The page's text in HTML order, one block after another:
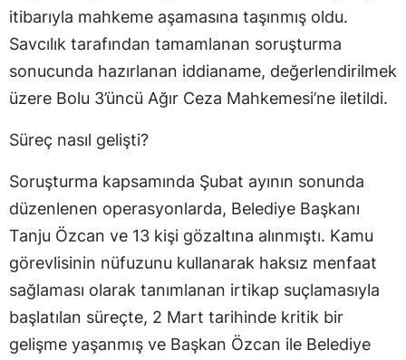
itibarıyla mahkeme aşamasına taşınmış oldu.
Savcılık tarafından tamamlanan soruşturma
sonucunda hazırlanan iddianame, değerlendirilmek
üzere Bolu 3’üncü Ağır Ceza Mahkemesi’ne iletildi.
Süreç nasıl gelişti?
Soruşturma kapsamında Şubat ayının sonunda
düzenlenen operasyonlarda, Belediye Başkanı
Tanju Özcan ve 13 kişi gözaltına alınmıştı. Kamu
görevlisinin nüfuzunu kullanarak haksız menfaat
sağlaması olarak tanımlanan irtikap suçlamasıyla
başlatılan süreçte, 2 Mart tarihinde kritik bir
gelişme yaşanmış ve Başkan Özcan ile Belediye